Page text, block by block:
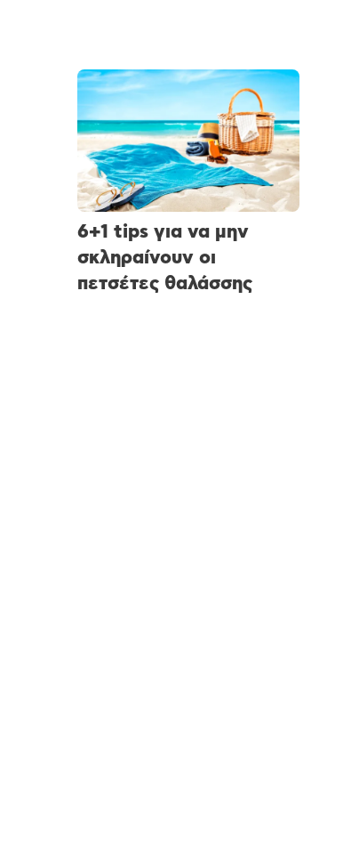
6+1 tips για να μην
σκληραίνουν οι
πετσέτες θαλάσσης